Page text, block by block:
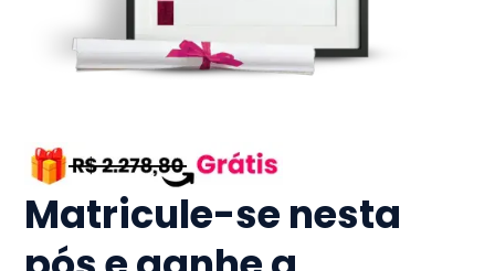
Matricule-se nesta